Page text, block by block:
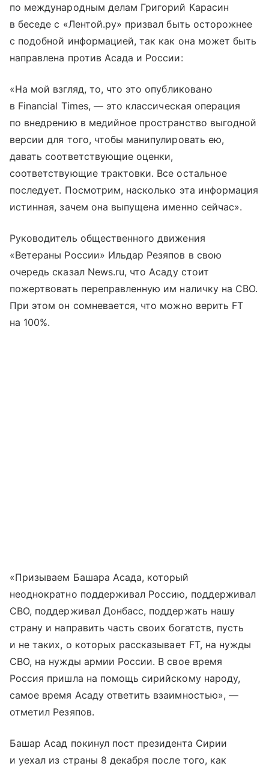
по международным делам Григорий Карасин
в беседе с «Лентой.ру» призвал быть осторожнее
с подобной информацией, так как она может быть
направлена против Асада и России:
«На мой взгляд, то, что это опубликовано
в Financial Times, — это классическая операция
по внедрению в медийное пространство выгодной
версии для того, чтобы манипулировать ею,
давать соответствующие оценки,
соответствующие трактовки. Все остальное
последует. Посмотрим, насколько эта информация
истинная, зачем она выпущена именно сейчас».
Руководитель общественного движения
«Ветераны России» Ильдар Резяпов в свою
очередь сказал News.ru, что Асаду стоит
пожертвовать переправленную им наличку на СВО.
При этом он сомневается, что можно верить FT
на 100%.
«Призываем Башара Асада, который
неоднократно поддерживал Россию, поддерживал
СВО, поддерживал Донбасс, поддержать нашу
страну и направить часть своих богатств, пусть
и не таких, о которых рассказывает FT, на нужды
СВО, на нужды армии России. В свое время
Россия пришла на помощь сирийскому народу,
самое время Асаду ответить взаимностью», —
отметил Резяпов.
Башар Асад покинул пост президента Сирии
и уехал из страны 8 декабря после того, как